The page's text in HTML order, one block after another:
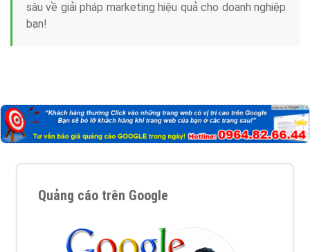
sâu về giải pháp marketing hiệu quả cho doanh nghiệp
bạn!
Quảng cáo trên Google